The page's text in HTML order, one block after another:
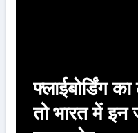
फ्लाईबोर्डिंग
तो भारत में इन